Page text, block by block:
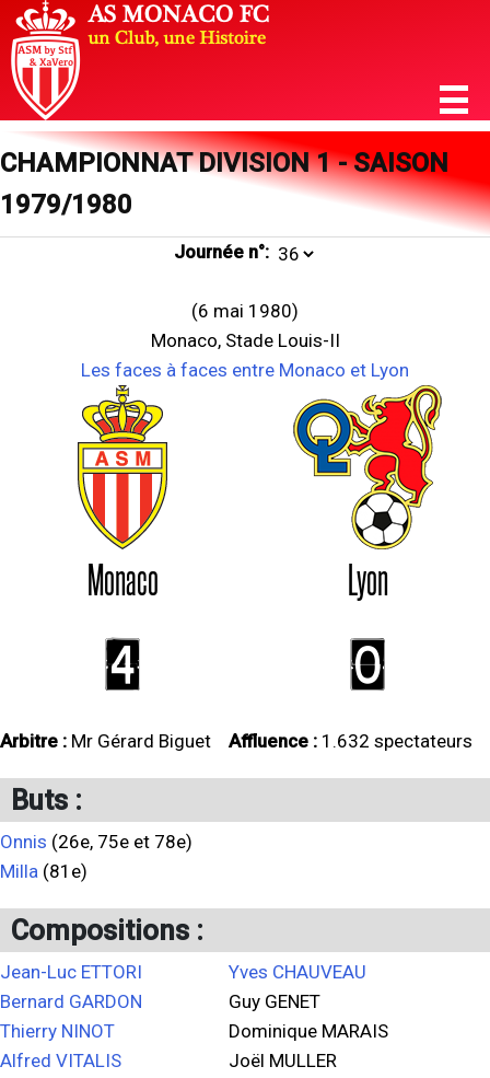
CHAMPIONNAT DIVISION 1 - SAISON
1979/1980
Journée n°:
(6 mai 1980)
Monaco, Stade Louis-II
Les faces à faces entre Monaco et Lyon
Monaco Lyon
4 0
Arbitre : Mr Gérard Biguet Affluence : 1.632 spectateurs
Buts :
Onnis (26e, 75e et 78e)
Milla (81e)
Compositions :
Jean-Luc ETTORI
Bernard GARDON
Thierry NINOT
Alfred VITALIS
Yves CHAUVEAU
Guy GENET
Dominique MARAIS
Joël MULLER